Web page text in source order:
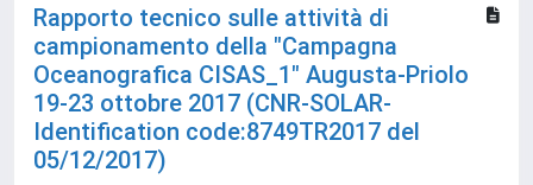
Rapporto tecnico sulle attività di
campionamento della "Campagna
Oceanografica CISAS_1" Augusta-Priolo
19-23 ottobre 2017 (CNR-SOLAR-
Identification code:8749TR2017 del
05/12/2017)